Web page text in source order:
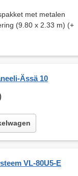
met metalen
(9.80 x 2.33 m) (+
Ässä 10
VL-80U5-E